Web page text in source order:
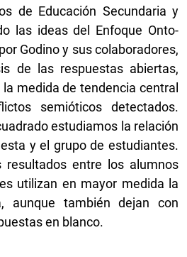
de Educación Secundaria y
las ideas del Enfoque Onto-
Godino y sus colaboradores,
de las respuestas abiertas,
medida de tendencia central
semióticos detectados.
estudiamos la relación
y el grupo de estudiantes.
resultados entre los alumnos
utilizan en mayor medida la
aunque también dejan con
en blanco.